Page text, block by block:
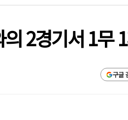
2경기서 1무
구글